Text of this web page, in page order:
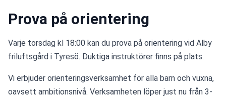
Prova på orientering
Varje torsdag kl 18:00 kan du prova på orientering vid Alby
friluftsgård i Tyresö. Duktiga instruktörer finns på plats.
Vi erbjuder orienteringsverksamhet för alla barn och vuxna,
oavsett ambitionsnivå. Verksamheten löper just nu från 3-